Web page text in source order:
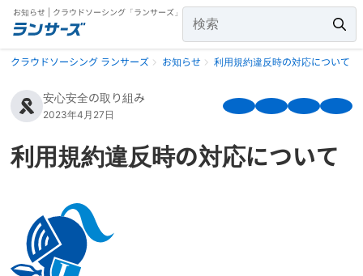
お知らせ | クラウドソーシング「ランサーズ」
クラウドソーシング ランサーズ お知らせ 利用規約違反時の対応について
安心安全の取り組み
2023年4月27日
利用規約違反時の対応について